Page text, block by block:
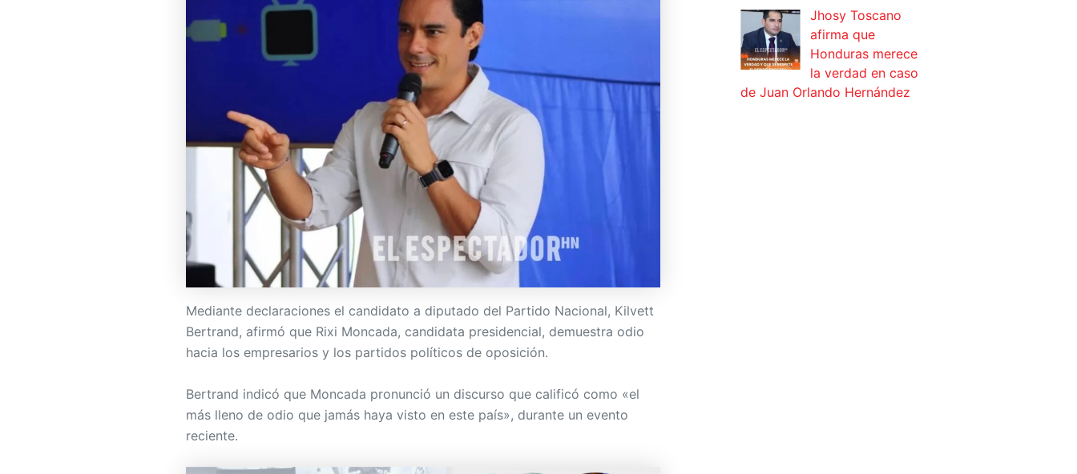
Mediante declaraciones el candidato a diputado del Partido Nacional, Kilvett
Bertrand, afirmó que Rixi Moncada, candidata presidencial, demuestra odio
hacia los empresarios y los partidos políticos de oposición.
Bertrand indicó que Moncada pronunció un discurso que calificó como «el
más lleno de odio que jamás haya visto en este país», durante un evento
reciente.
Jhosy Toscano
afirma que
Honduras merece
la verdad en caso
de Juan Orlando Hernández